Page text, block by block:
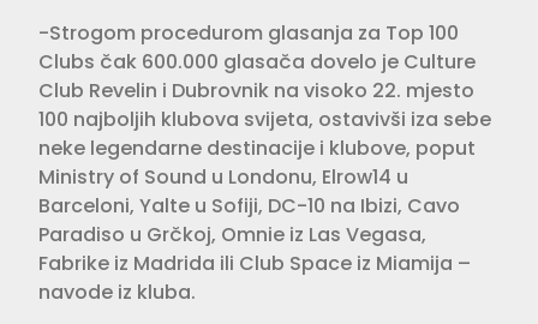
-Strogom procedurom glasanja za Top 100
Clubs čak 600.000 glasača dovelo je Culture
Club Revelin i Dubrovnik na visoko 22. mjesto
100 najboljih klubova svijeta, ostavivši iza sebe
neke legendarne destinacije i klubove, poput
Ministry of Sound u Londonu, Elrow14 u
Barceloni, Yalte u Sofiji, DC-10 na Ibizi, Cavo
Paradiso u Grčkoj, Omnie iz Las Vegasa,
Fabrike iz Madrida ili Club Space iz Miamija –
navode iz kluba.